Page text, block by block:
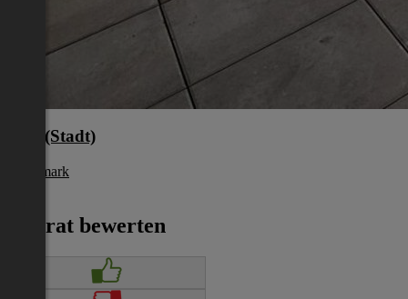
Graz(Stadt)
Steiermark
Inserat bewerten